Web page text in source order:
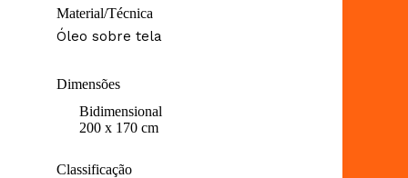
Material/Técnica
Óleo sobre tela
Dimensões
Bidimensional
200 x 170 cm
Classificação